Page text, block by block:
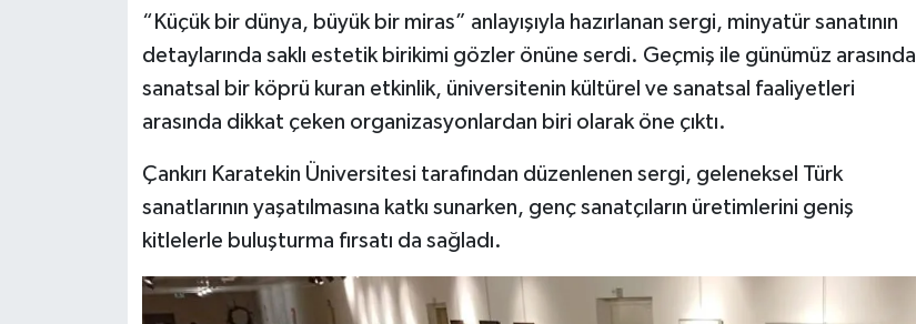
“Küçük bir dünya, büyük bir miras” anlayışıyla hazırlanan sergi, minyatür sanatının
detaylarında saklı estetik birikimi gözler önüne serdi. Geçmiş ile günümüz arasında
sanatsal bir köprü kuran etkinlik, üniversitenin kültürel ve sanatsal faaliyetleri
arasında dikkat çeken organizasyonlardan biri olarak öne çıktı.
Çankırı Karatekin Üniversitesi tarafından düzenlenen sergi, geleneksel Türk
sanatlarının yaşatılmasına katkı sunarken, genç sanatçıların üretimlerini geniş
kitlelerle buluşturma fırsatı da sağladı.